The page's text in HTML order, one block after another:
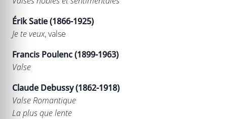
Érik Satie (1866-1925)
Je te veux, valse
Francis Poulenc (1899-1963)
Valse
Claude Debussy (1862-1918)
Valse Romantique
La plus que lente